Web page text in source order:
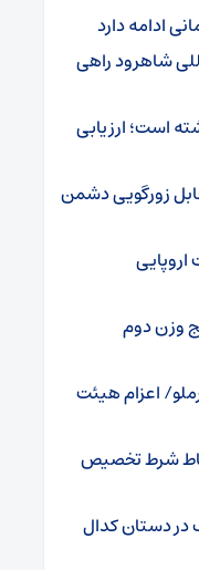
شاهرود راهی
است؛ ارزیابی
زورگویی دشمن
پنج وزن دوم
اعزام هیئت
شرط تخصیص
در دستان کدال